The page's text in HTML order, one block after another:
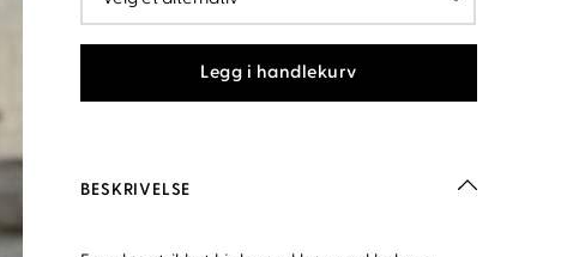
Legg i handlekurv
BESKRIVELSE